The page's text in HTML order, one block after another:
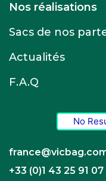
Nos réalisations
Sacs de nos
Actualités
F.A.Q
No
+33 (0)1 43 25 91 07